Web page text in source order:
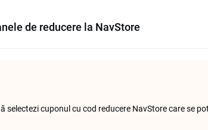
de reducere la NavStore
selectezi cuponul cu cod reducere NavStore care se